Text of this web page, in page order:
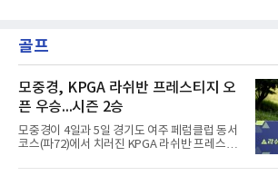
골프
모중경, KPGA 라쉬반 프레스티지 오
픈 우승...시즌 2승
모중경이 4일과 5일 경기도 여주 페럼클럽 동서
코스(파72)에서 치러진 KPGA 라쉬반 프레스티
드 합계 8언더파 136타를 적어내며 한국프로골